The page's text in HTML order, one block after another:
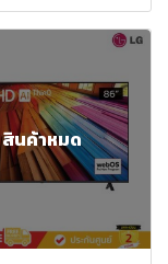
สินค้าหมด